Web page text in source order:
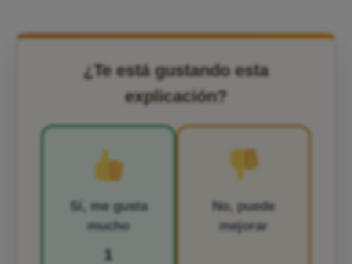
¿Te está gustando esta
explicación?
Sí, me gusta
mucho
1
No, puede
mejorar